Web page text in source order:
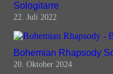
Sologitarre
22. Juli 2022
Bohemian Rhapsody
20. Oktober 2024